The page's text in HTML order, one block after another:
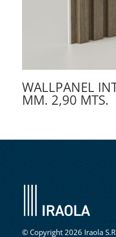
WALLPANEL
MM. 2,90 MTS.
© Copyright 2026 Iraola